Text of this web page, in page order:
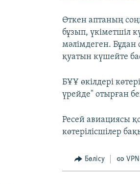
Өткен аптаның
бұзып, үкіметшіл
мәлімдеген.
қуатын күшейте
БҰҰ өкілдері
үрейде" отырған
Ресей авиациясы
көтерілісшілер
Бөлісу